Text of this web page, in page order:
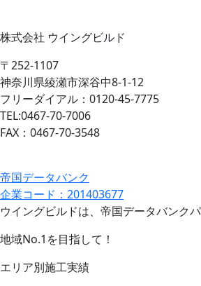
株式会社 ウイングビルド
〒252-1107
神奈川県綾瀬市深谷中8-1-12
フリーダイアル：0120-45-7775
TEL:0467-70-7006
FAX：0467-70-3548
帝国データバンク
企業コード：201403677
ウイングビルドは、帝国データバンクパ
地域No.1を目指して！
エリア別施工実績